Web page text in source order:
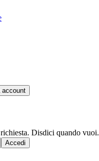
account
Disdici quando vuoi.
Accedi